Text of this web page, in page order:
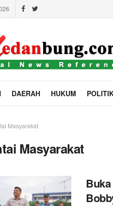
DAERAH HUKUM
Masyarakat
Masyarakat